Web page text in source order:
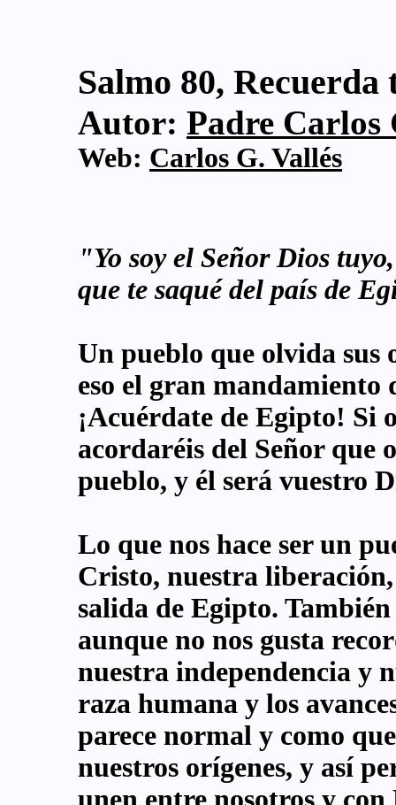
Salmo 80,
Autor: Padre Carlos
Web: Carlos G. Vallés
"Yo soy el Señor Dios tuyo,
que te saqué del país de
Un pueblo que olvida sus
eso el gran mandamiento
¡Acuérdate de Egipto! Si
acordaréis del Señor que
pueblo, y él será vuestro
Lo que nos hace ser un
Cristo, nuestra
salida de Egipto.
aunque no nos gusta
nuestra independencia y
raza humana y los
parece normal y como
nuestros orígenes, y así